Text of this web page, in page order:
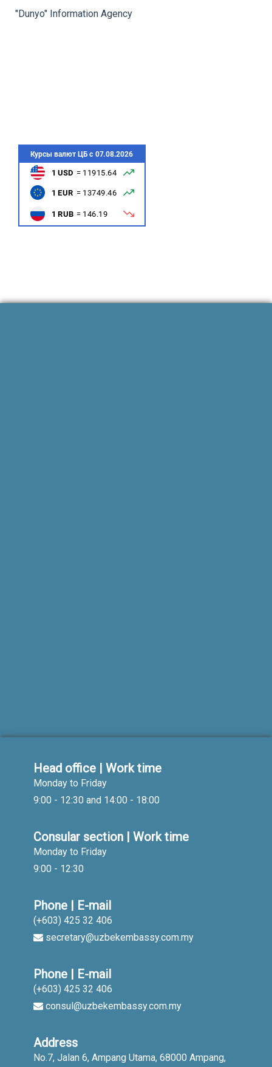
"Dunyo" Information Agency
Head office | Work time
Monday to Friday
9:00 - 12:30 and 14:00 - 18:00
Consular section | Work time
Monday to Friday
9:00 - 12:30
Phone | E-mail
(+603) 425 32 406
secretary@uzbekembassy.com.my
Phone | E-mail
(+603) 425 32 406
consul@uzbekembassy.com.my
Address
No.7, Jalan 6, Ampang Utama, 68000 Ampang,